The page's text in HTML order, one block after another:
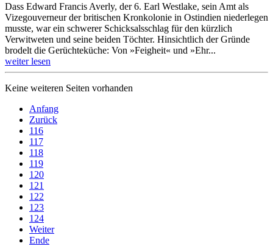
Dass Edward Francis Averly, der 6. Earl Westlake, sein Amt als
Vizegouverneur der britischen Kronkolo­nie in Ostindien niederlegen
musste, war ein schwerer Schick­sals­schlag für den kürzlich
Verwitweten und seine beiden Töchter. Hin­sicht­lich der Gründe
brodelt die Gerüchteküche: Von »Feigheit« und »Ehr...
weiter lesen
Keine weiteren Seiten vorhanden
Anfang
Zurück
116
117
118
119
120
121
122
123
124
Weiter
Ende